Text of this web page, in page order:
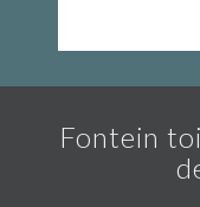
Fontein